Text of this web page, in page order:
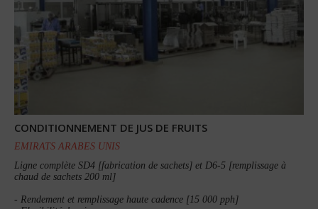
CONDITIONNEMENT DE JUS DE FRUITS
EMIRATS ARABES UNIS
Ligne complète SD4 [fabrication de sachets] et D6-5 [remplissage à
chaud de sachets 200 ml]
- Rendement et remplissage haute cadence [15 000 pph]